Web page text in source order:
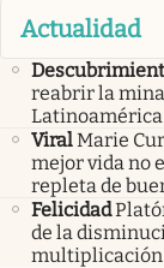
Actualidad
reabrir la
ViralMarie
mejor vida no
repleta de
Felicidad
de la
multiplicación